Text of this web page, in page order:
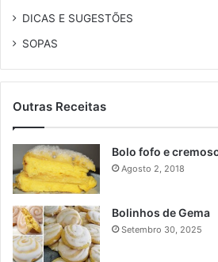
DICAS E SUGESTÕES
SOPAS
Outras Receitas
Bolo fofo e
Agosto 2, 2018
Bolinhos de Gema
Setembro 30, 2025